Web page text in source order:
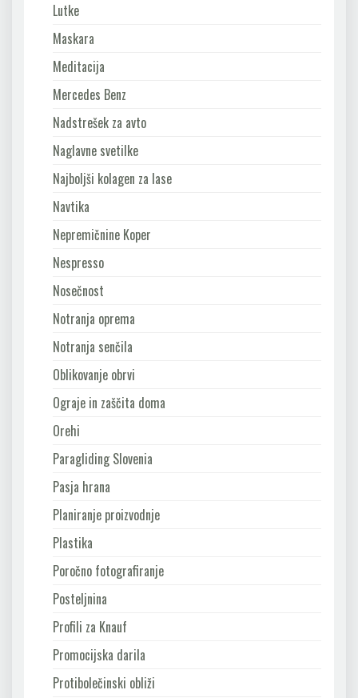
Lutke
Maskara
Meditacija
Mercedes Benz
Nadstrešek za avto
Naglavne svetilke
Najboljši kolagen za lase
Navtika
Nepremičnine Koper
Nespresso
Nosečnost
Notranja oprema
Notranja senčila
Oblikovanje obrvi
Ograje in zaščita doma
Orehi
Paragliding Slovenia
Pasja hrana
Planiranje proizvodnje
Plastika
Poročno fotografiranje
Posteljnina
Profili za Knauf
Promocijska darila
Protibolečinski obliži